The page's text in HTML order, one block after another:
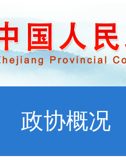
政协概况